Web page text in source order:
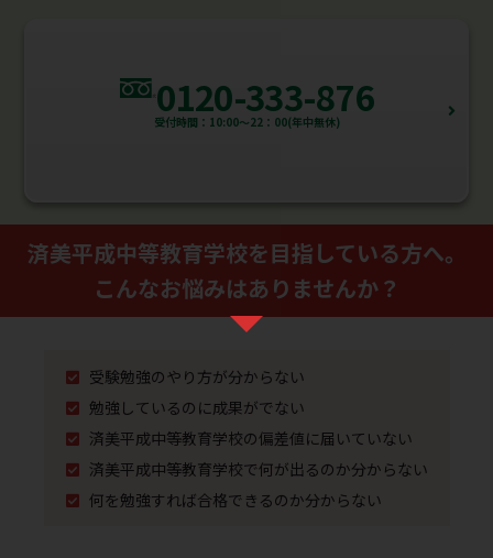
0120-333-876
受付時間：10:00～22：00(年中無休)
済美平成中等教育学校を⽬指している⽅へ。
こんなお悩みはありませんか？
受験勉強のやり⽅が分からない
勉強しているのに成果がでない
済美平成中等教育学校の偏差値に届いていない
済美平成中等教育学校で何が出るのか分からない
何を勉強すれば合格できるのか分からない